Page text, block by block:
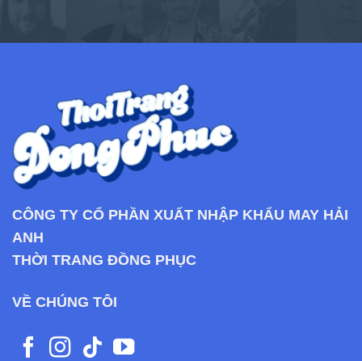
CÔNG TY CỔ PHẦN XUẤT NHẬP KHẨU MAY HẢI
ANH
THỜI TRANG ĐỒNG PHỤC
VỀ CHÚNG TÔI